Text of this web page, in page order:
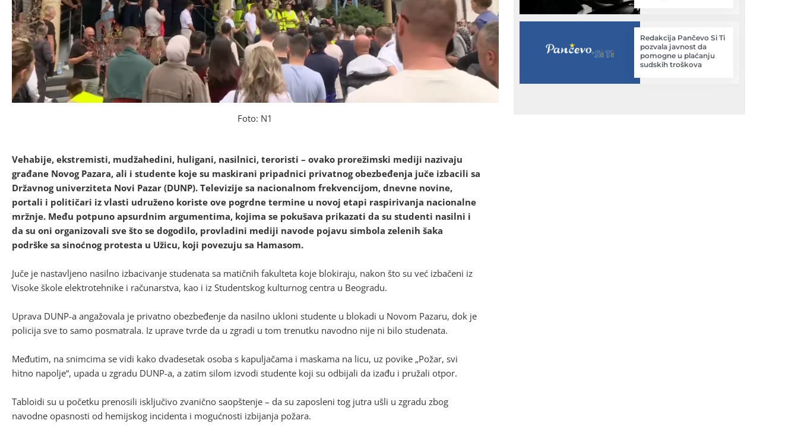
Foto: N1
Vehabije, ekstremisti, mudžahedini, huligani, nasilnici, teroristi – ovako prorežimski mediji nazivaju
građane Novog Pazara, ali i studente koje su maskirani pripadnici privatnog obezbeđenja juče izbacili sa
Državnog univerziteta Novi Pazar (DUNP). Televizije sa nacionalnom frekvencijom, dnevne novine,
portali i političari iz vlasti udruženo koriste ove pogrdne termine u novoj etapi raspirivanja nacionalne
mržnje. Među potpuno apsurdnim argumentima, kojima se pokušava prikazati da su studenti nasilni i
da su oni organizovali sve što se dogodilo, provladini mediji navode pojavu simbola zelenih šaka
podrške sa sinoćnog protesta u Užicu, koji povezuju sa Hamasom.
Juče je nastavljeno nasilno izbacivanje studenata sa matičnih fakulteta koje blokiraju, nakon što su već izbačeni iz
Visoke škole elektrotehnike i računarstva, kao i iz Studentskog kulturnog centra u Beogradu.
Uprava DUNP-a angažovala je privatno obezbeđenje da nasilno ukloni studente u blokadi u Novom Pazaru, dok je
policija sve to samo posmatrala. Iz uprave tvrde da u zgradi u tom trenutku navodno nije ni bilo studenata.
Međutim, na snimcima se vidi kako dvadesetak osoba s kapuljačama i maskama na licu, uz povike „Požar, svi
hitno napolje“, upada u zgradu DUNP-a, a zatim silom izvodi studente koji su odbijali da izađu i pružali otpor.
Tabloidi su u početku prenosili isključivo zvanično saopštenje – da su zaposleni tog jutra ušli u zgradu zbog
navodne opasnosti od hemijskog incidenta i mogućnosti izbijanja požara.
Redakcija Pančevo Si Ti
pozvala javnost da
pomogne u plaćanju
sudskih troškova